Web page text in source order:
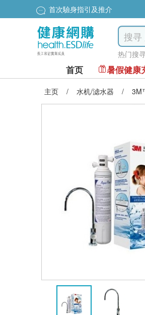
首次驗身指引及推介
热门搜
首页 暑假健康
主页 / 水机/滤水器 /